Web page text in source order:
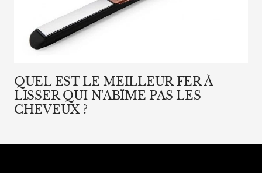
QUEL EST LE MEILLEUR FER À
LISSER QUI N'ABÎME PAS LES
CHEVEUX ?